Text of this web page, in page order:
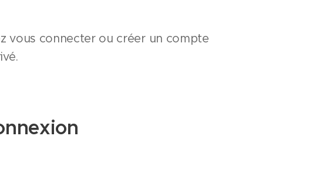
vous connecter ou créer un compte